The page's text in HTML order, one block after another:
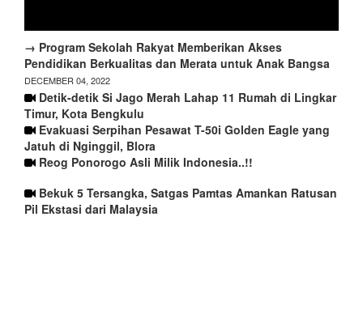
→ Program Sekolah Rakyat Memberikan Akses
Pendidikan Berkualitas dan Merata untuk Anak Bangsa
DECEMBER 04, 2022
Detik-detik Si Jago Merah Lahap 11 Rumah di Lingkar
Timur, Kota Bengkulu
Evakuasi Serpihan Pesawat T-50i Golden Eagle yang
Jatuh di Nginggil, Blora
Reog Ponorogo Asli Milik Indonesia..!!
Bekuk 5 Tersangka, Satgas Pamtas Amankan Ratusan
Pil Ekstasi dari Malaysia